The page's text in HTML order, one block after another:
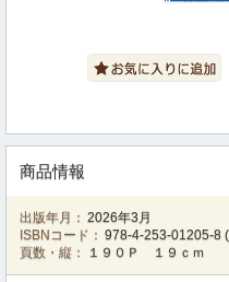
商品情報
出版年月： 2026年3月
ISBNコード： 978-4-253-01205-8 (
頁数・縦：
１９０Ｐ １９ｃｍ